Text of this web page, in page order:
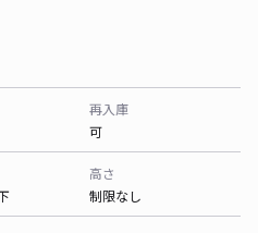
再入庫
可
高さ
制限なし